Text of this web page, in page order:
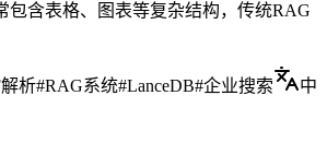
包含表格、图表等复杂结构，传统RAG
析#RAG系统#LanceDB#企业搜索
中